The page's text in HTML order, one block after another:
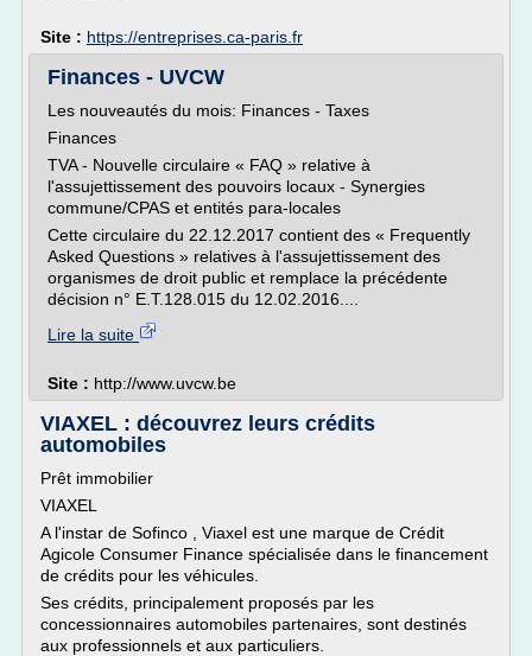
Site : https://entreprises.ca-paris.fr
Finances - UVCW
Les nouveautés du mois: Finances - Taxes
Finances
TVA - Nouvelle circulaire « FAQ » relative à
l'assujettissement des pouvoirs locaux - Synergies
commune/CPAS et entités para-locales
Cette circulaire du 22.12.2017 contient des « Frequently
Asked Questions » relatives à l'assujettissement des
organismes de droit public et remplace la précédente
décision n° E.T.128.015 du 12.02.2016....
Lire la suite
Site : http://www.uvcw.be
VIAXEL : découvrez leurs crédits
automobiles
Prêt immobilier
VIAXEL
A l'instar de Sofinco , Viaxel est une marque de Crédit
Agicole Consumer Finance spécialisée dans le financement
de crédits pour les véhicules.
Ses crédits, principalement proposés par les
concessionnaires automobiles partenaires, sont destinés
aux professionnels et aux particuliers.